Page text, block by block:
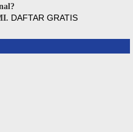
DAFTAR GRATIS